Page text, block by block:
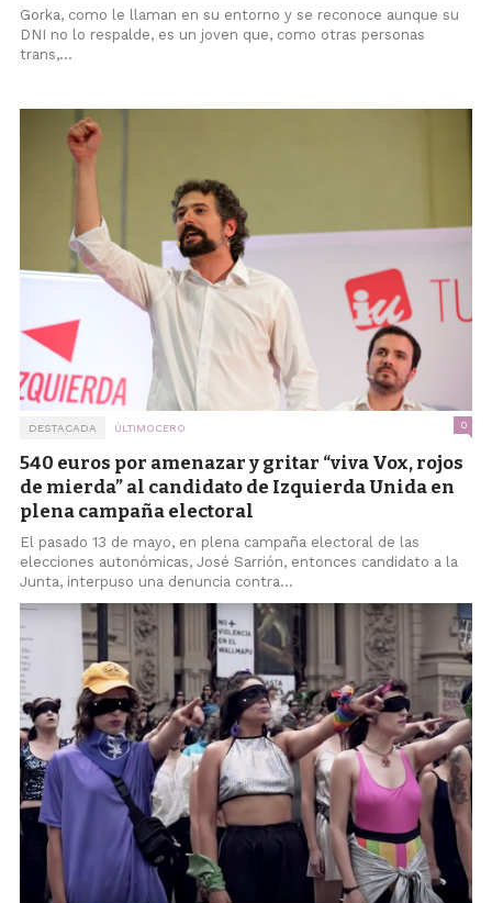
Gorka, como le llaman en su entorno y se reconoce aunque su
DNI no lo respalde, es un joven que, como otras personas
trans,...
DESTACADA ÚLTIMOCERO 0
540 euros por amenazar y gritar “viva Vox, rojos
de mierda” al candidato de Izquierda Unida en
plena campaña electoral
El pasado 13 de mayo, en plena campaña electoral de las
elecciones autonómicas, José Sarrión, entonces candidato a la
Junta, interpuso una denuncia contra...